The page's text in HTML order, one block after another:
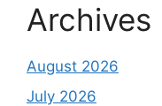
Archives
August 2026
July 2026